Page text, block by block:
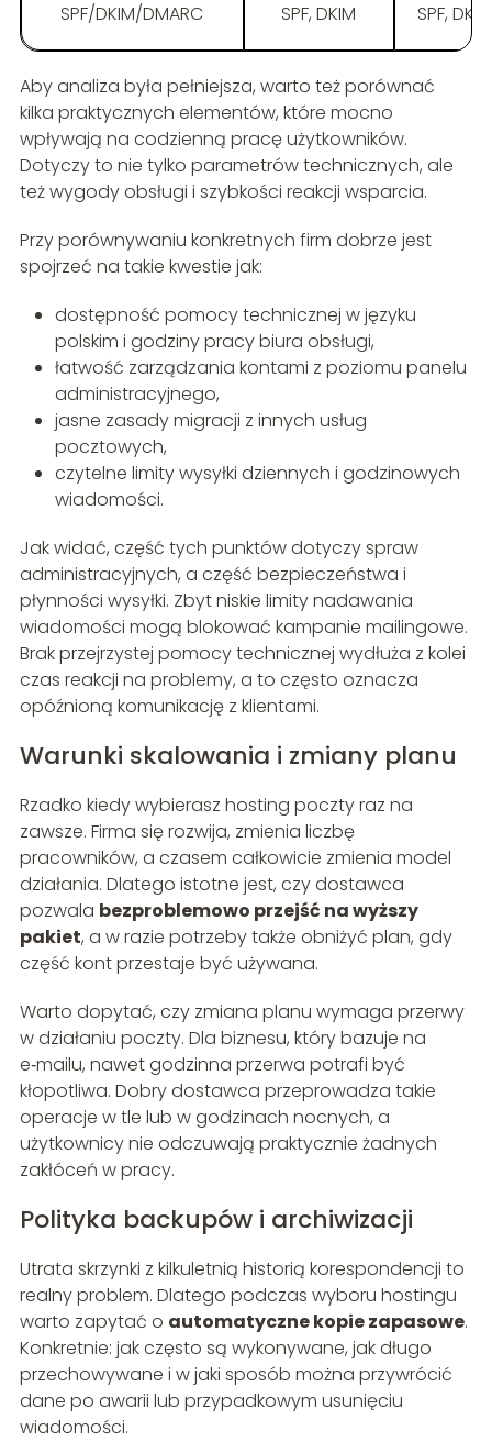
SPF/DKIM/DMARC SPF, DKIM SPF,
Aby analiza była pełniejsza, warto też porównać
kilka praktycznych elementów, które mocno
wpływają na codzienną pracę użytkowników.
Dotyczy to nie tylko parametrów technicznych, ale
też wygody obsługi i szybkości reakcji wsparcia.
Przy porównywaniu konkretnych firm dobrze jest
spojrzeć na takie kwestie jak:
dostępność pomocy technicznej w języku
polskim i godziny pracy biura obsługi,
łatwość zarządzania kontami z poziomu panelu
administracyjnego,
jasne zasady migracji z innych usług
pocztowych,
czytelne limity wysyłki dziennych i godzinowych
wiadomości.
Jak widać, część tych punktów dotyczy spraw
administracyjnych, a część bezpieczeństwa i
płynności wysyłki. Zbyt niskie limity nadawania
wiadomości mogą blokować kampanie mailingowe.
Brak przejrzystej pomocy technicznej wydłuża z kolei
czas reakcji na problemy, a to często oznacza
opóźnioną komunikację z klientami.
Warunki skalowania i zmiany planu
Rzadko kiedy wybierasz hosting poczty raz na
zawsze. Firma się rozwija, zmienia liczbę
pracowników, a czasem całkowicie zmienia model
działania. Dlatego istotne jest, czy dostawca
pozwala bezproblemowo przejść na wyższy
pakiet, a w razie potrzeby także obniżyć plan, gdy
część kont przestaje być używana.
Warto dopytać, czy zmiana planu wymaga przerwy
w działaniu poczty. Dla biznesu, który bazuje na
e‑mailu, nawet godzinna przerwa potrafi być
kłopotliwa. Dobry dostawca przeprowadza takie
operacje w tle lub w godzinach nocnych, a
użytkownicy nie odczuwają praktycznie żadnych
zakłóceń w pracy.
Polityka backupów i archiwizacji
Utrata skrzynki z kilkuletnią historią korespondencji to
realny problem. Dlatego podczas wyboru hostingu
warto zapytać o automatyczne kopie zapasowe.
Konkretnie: jak często są wykonywane, jak długo
przechowywane i w jaki sposób można przywrócić
dane po awarii lub przypadkowym usunięciu
wiadomości.